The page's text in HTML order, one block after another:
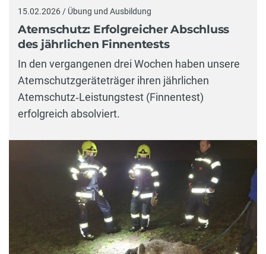
15.02.2026 / Übung und Ausbildung
Atemschutz: Erfolgreicher Abschluss
des jährlichen Finnentests
In den vergangenen drei Wochen haben unsere
Atemschutzgeräteträger ihren jährlichen
Atemschutz‑Leistungstest (Finnentest)
erfolgreich absolviert.